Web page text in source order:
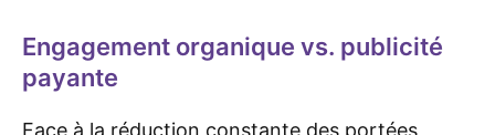
Engagement organique vs. publicité
payante